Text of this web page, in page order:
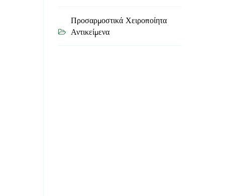
Προσαρμοστικά Χειροποίητα
Αντικείμενα